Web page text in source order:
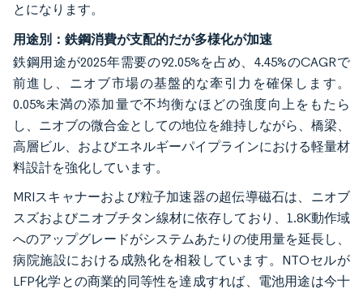
とになります。
用途別：鉄鋼消費が支配的だが多様化が加速
鉄鋼用途が2025年需要の92.05%を占め、4.45%のCAGRで
前進し、ニオブ市場の基盤的な牽引力を確保します。
0.05%未満の添加量で不均衡なほどの強度向上をもたら
し、ニオブの微合金としての地位を維持しながら、橋梁、
高層ビル、およびエネルギーパイプラインにおける軽量材
料設計を強化しています。
MRIスキャナーおよび粒子加速器の超伝導磁石は、ニオブ
スズおよびニオブチタン線材に依存しており、1.8K動作域
へのアップグレードがシステムあたりの使用量を延長し、
病院施設における成熟化を相殺しています。NTOセルが
LFP化学との商業的同等性を達成すれば、電池用途は今十